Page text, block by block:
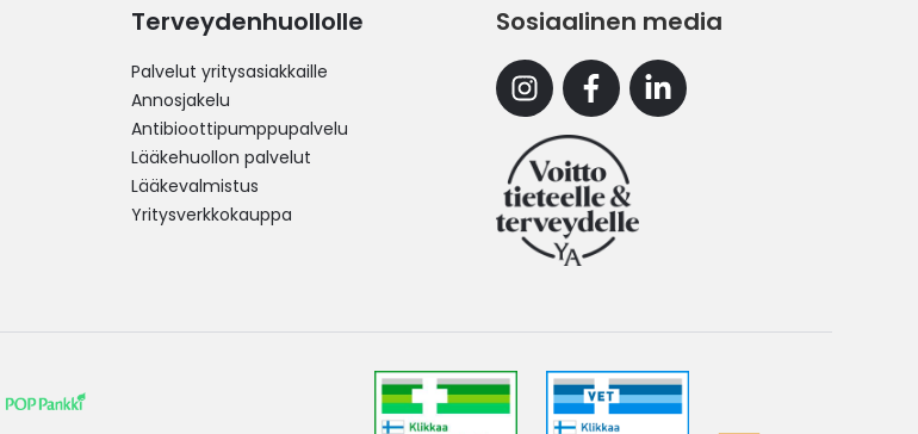
Terveydenhuollolle
Palvelut yritysasiakkaille
Annosjakelu
Antibioottipumppupalvelu
Lääkehuollon palvelut
Lääkevalmistus
Yritysverkkokauppa
Sosiaalinen media
InstagramFacebookLinkedin